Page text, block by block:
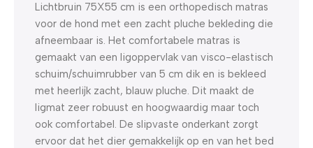
Lichtbruin 75X55 cm is een orthopedisch matras
voor de hond met een zacht pluche bekleding die
afneembaar is. Het comfortabele matras is
gemaakt van een ligoppervlak van visco-elastisch
schuim/schuimrubber van 5 cm dik en is bekleed
met heerlijk zacht, blauw pluche. Dit maakt de
ligmat zeer robuust en hoogwaardig maar toch
ook comfortabel. De slipvaste onderkant zorgt
ervoor dat het dier gemakkelijk op en van het bed